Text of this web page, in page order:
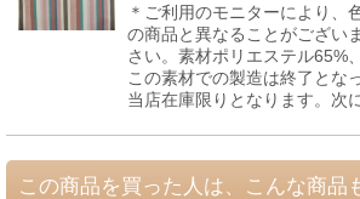
＊ご利用のモニターにより、
の商品と異なることがござい
さい。素材ポリエステル65%
この素材での製造は終了とな
当店在庫限りとなります。次
この商品を買った人は、こんな商品